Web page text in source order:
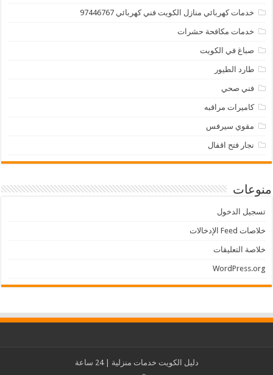
خدمات كهربائي منازل الكويت فني كهربائي 97446767
خدمات مكافحة حشرات
صباغ في الكويت
طارد الطيور
فني صحي
كاميرات مراقبه
مقوي سيرفس
نجار فتح اقفال
منوعات
تسجيل الدخول
خلاصات Feed الإدخالات
خلاصة التعليقات
WordPress.org
دليل الكويت خدمات منزلية | 24 ساعة